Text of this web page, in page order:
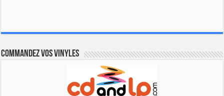
Commandez vos vinyles